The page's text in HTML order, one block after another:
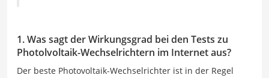
1. Was sagt der Wirkungsgrad bei den Tests zu
Photolvoltaik-Wechselrichtern im Internet aus?
Der beste Photovoltaik-Wechselrichter ist in der Regel